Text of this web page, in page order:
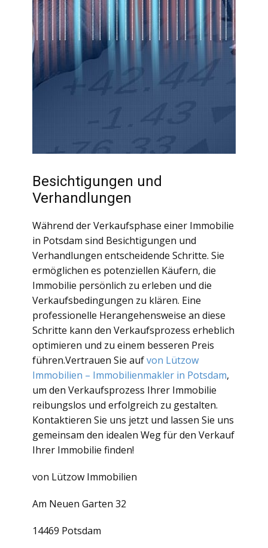
Besichtigungen und
Verhandlungen
Während der Verkaufsphase einer Immobilie
in Potsdam sind Besichtigungen und
Verhandlungen entscheidende Schritte. Sie
ermöglichen es potenziellen Käufern, die
Immobilie persönlich zu erleben und die
Verkaufsbedingungen zu klären. Eine
professionelle Herangehensweise an diese
Schritte kann den Verkaufsprozess erheblich
optimieren und zu einem besseren Preis
führen.Vertrauen Sie aufvon Lützow
Immobilien – Immobilienmakler in Potsdam,
um den Verkaufsprozess Ihrer Immobilie
reibungslos und erfolgreich zu gestalten.
Kontaktieren Sie uns jetzt und lassen Sie uns
gemeinsam den idealen Weg für den Verkauf
Ihrer Immobilie finden!
von Lützow Immobilien
Am Neuen Garten 32
14469 Potsdam